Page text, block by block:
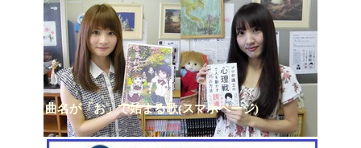
曲名が「お」で始まる歌(スマホページ)